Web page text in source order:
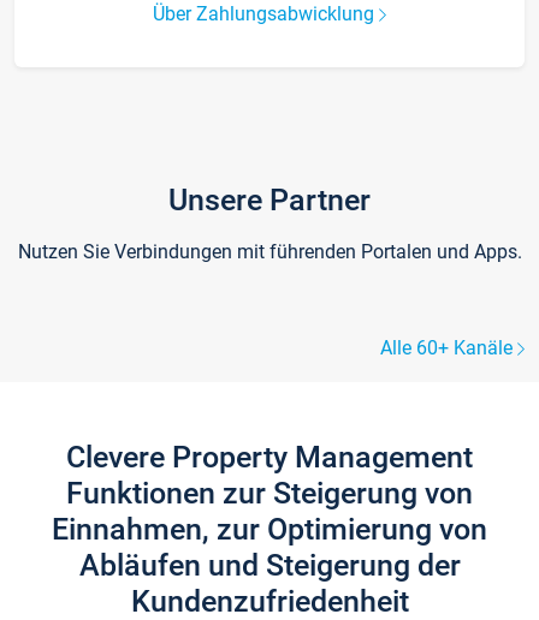
Über Zahlungsabwicklung
Unsere Partner
Nutzen Sie Verbindungen mit führenden Portalen und Apps.
Alle 60+ Kanäle
Clevere Property Management
Funktionen zur Steigerung von
Einnahmen, zur Optimierung von
Abläufen und Steigerung der
Kundenzufriedenheit